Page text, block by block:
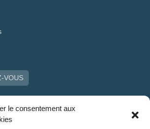
le consentement aux
VOUS